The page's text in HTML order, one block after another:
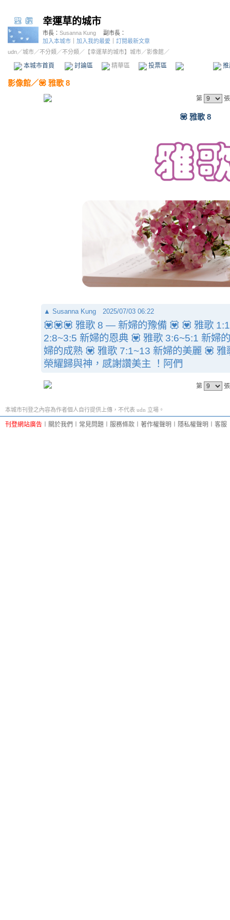
幸運草的城市
市長： Susanna Kung
副市長：
加入本城市
加入我的最愛
訂閱最新文章
udn／城市／不分類 ／不分類 ／ 【幸運草的城市】城市／影像館／
本城市首頁 討論區 精華區 投票區 影像館
影像館／💟 雅歌 8
第
💟 雅歌 8
▲ Susanna Kung 2025/07/03 06:22
💟💟💟 雅歌 8 — 新婦的豫備 💟 💟 雅歌
2:8~3:5 新婦的恩典 💟 雅歌 3:6~5:1 新婦
婦的成熟 💟 雅歌 7:1~13 新婦的美麗 💟
榮耀歸與神，感謝讚美主 ！阿們
第
本城市刊登之內容為作者個人自行提供上傳，不代表 udn 立場。
刊登網站廣告 關於我們 常見問題 服務條款 著作權聲明 隱私權聲明 客服